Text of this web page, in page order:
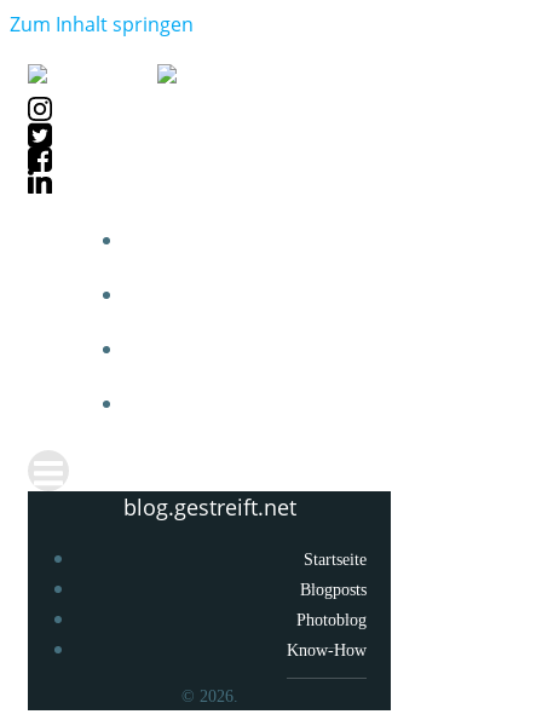
Zum Inhalt springen
blog.gestreift.net
Startseite
Blogposts
Photoblog
Know-How
© 2026.